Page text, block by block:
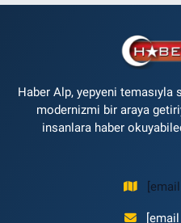
Haber Alp, yepyeni
modernizmi bir araya
insanlara haber